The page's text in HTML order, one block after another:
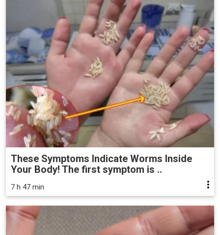
These Symptoms Indicate Worms Inside
Your Body! The first symptom is ..
7 h 47 min